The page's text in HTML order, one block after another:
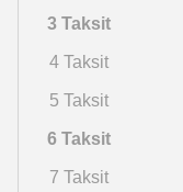
3 Taksit
4 Taksit
5 Taksit
6 Taksit
7 Taksit